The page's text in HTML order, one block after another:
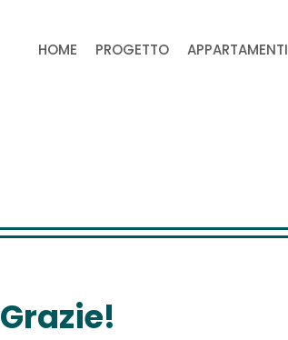
HOME PROGETTO APPARTAMENTI
Grazie!